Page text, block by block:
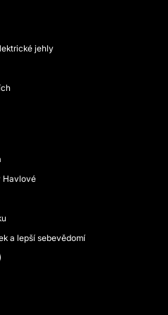
jehly
Havlové
a lepší sebevědomí